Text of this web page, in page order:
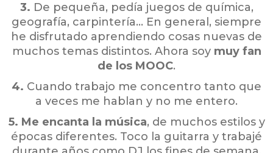
3. De pequeña, pedía juegos de química,
geografía, carpintería… En general, siempre
he disfrutado aprendiendo cosas nuevas de
muchos temas distintos. Ahora soy muy fan
de los MOOC.
4. Cuando trabajo me concentro tanto que
a veces me hablan y no me entero.
5. Me encanta la música, de muchos estilos y
épocas diferentes. Toco la guitarra y trabajé